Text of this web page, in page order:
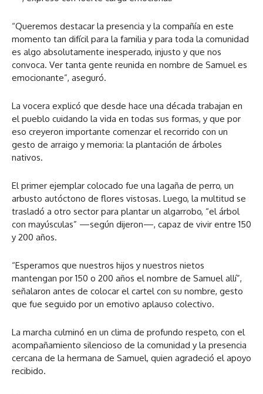
“Queremos destacar la presencia y la compañía en este
momento tan difícil para la familia y para toda la comunidad
es algo absolutamente inesperado, injusto y que nos
convoca. Ver tanta gente reunida en nombre de Samuel es
emocionante”, aseguró.
La vocera explicó que desde hace una década trabajan en
el pueblo cuidando la vida en todas sus formas, y que por
eso creyeron importante comenzar el recorrido con un
gesto de arraigo y memoria: la plantación de árboles
nativos.
El primer ejemplar colocado fue una lagaña de perro, un
arbusto autóctono de flores vistosas. Luego, la multitud se
trasladó a otro sector para plantar un algarrobo, “el árbol
con mayúsculas” —según dijeron—, capaz de vivir entre 150
y 200 años.
“Esperamos que nuestros hijos y nuestros nietos
mantengan por 150 o 200 años el nombre de Samuel allí”,
señalaron antes de colocar el cartel con su nombre, gesto
que fue seguido por un emotivo aplauso colectivo.
La marcha culminó en un clima de profundo respeto, con el
acompañamiento silencioso de la comunidad y la presencia
cercana de la hermana de Samuel, quien agradeció el apoyo
recibido.